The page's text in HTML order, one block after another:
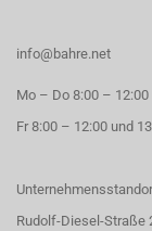
info@bahre.net
Mo – Do 8:00 –
Fr 8:00 – 12:00 und
Rudolf-Diesel-Straße